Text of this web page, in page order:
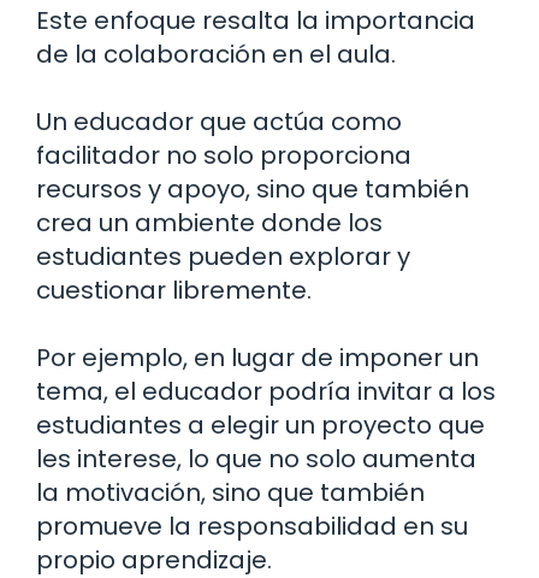
Este enfoque resalta la importancia
de la colaboración en el aula.
Un educador que actúa como
facilitador no solo proporciona
recursos y apoyo, sino que también
crea un ambiente donde los
estudiantes pueden explorar y
cuestionar libremente.
Por ejemplo, en lugar de imponer un
tema, el educador podría invitar a los
estudiantes a elegir un proyecto que
les interese, lo que no solo aumenta
la motivación, sino que también
promueve la responsabilidad en su
propio aprendizaje.